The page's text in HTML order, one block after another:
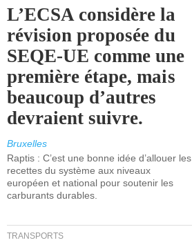
L’ECSA considère la
révision proposée du
SEQE-UE comme une
première étape, mais
beaucoup d’autres
devraient suivre.
Bruxelles
Raptis : C’est une bonne idée d’allouer les
recettes du système aux niveaux
européen et national pour soutenir les
carburants durables.
TRANSPORTS